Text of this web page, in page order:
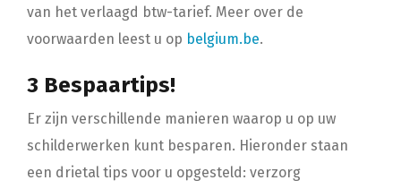
van het verlaagd btw-tarief. Meer over de
voorwaarden leest u op belgium.be.
3 Bespaartips!
Er zijn verschillende manieren waarop u op uw
schilderwerken kunt besparen. Hieronder staan
een drietal tips voor u opgesteld: verzorg